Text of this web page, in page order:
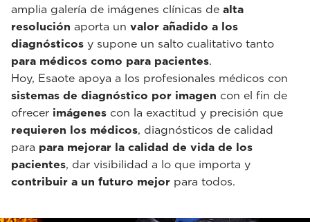
amplia galería de imágenes clínicas de alta
resolución aporta un valor añadido a los
diagnósticos y supone un salto cualitativo tanto
para médicos como para pacientes.
Hoy, Esaote apoya a los profesionales médicos con
sistemas de diagnóstico por imagen con el fin de
ofrecer imágenes con la exactitud y precisión que
requieren los médicos, diagnósticos de calidad
para para mejorar la calidad de vida de los
pacientes, dar visibilidad a lo que importa y
contribuir a un futuro mejor para todos.